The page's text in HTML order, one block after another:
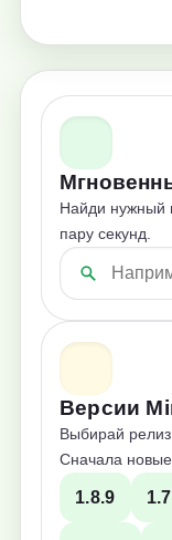
Найди нужный
пару секунд.
Версии
Выбирай
Сначала новые.
1.8.9